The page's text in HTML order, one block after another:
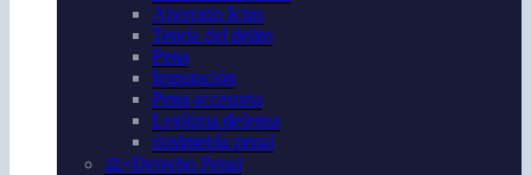
Aberratio Ictus
Teoría del delito
Pena
Imputación
Pena accesoria
Legítima defensa
dosimetría penal
⚖️+Derecho Penal